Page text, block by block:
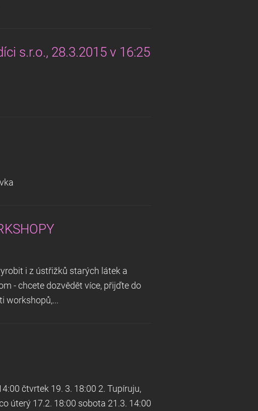
s.r.o., 28.3.2015 v 16:25
i z ústřižků starých látek a
- chcete dozvědět více, přijďte do
workshopů,...
čtvrtek 19. 3. 18:00 2. Tupíruju,
úterý 17.2. 18:00 sobota 21.3. 14:00